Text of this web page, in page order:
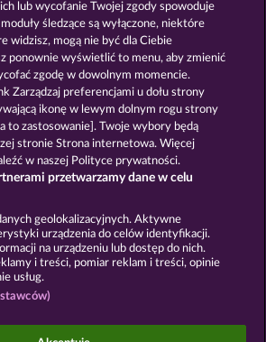
40 SEVENS DIAMOND TREASURES
Polityka prywatności
Firma FAQ Facebook
wniosek o wypłatę
mają przeznaczenie czysto
lub wycofanie Twojej zgody spowoduje
śledzące są wyłączone, niektóre
widzisz, mogą nie być dla Ciebie
ponownie wyświetlić to menu, aby zmienić
zgodę w dowolnym momencie.
Zarządzaj preferencjami u dołu strony
ikonę w lewym dolnym rogu strony
to zastosowanie]. Twoje wybory będą
stronie Strona internetowa. Więcej
w naszej Polityce prywatności.
przetwarzamy dane w celu
geolokalizacyjnych. Aktywne
urządzenia do celów identyfikacji.
na urządzeniu lub dostęp do nich.
i treści, pomiar reklam i treści, opinie
usług.